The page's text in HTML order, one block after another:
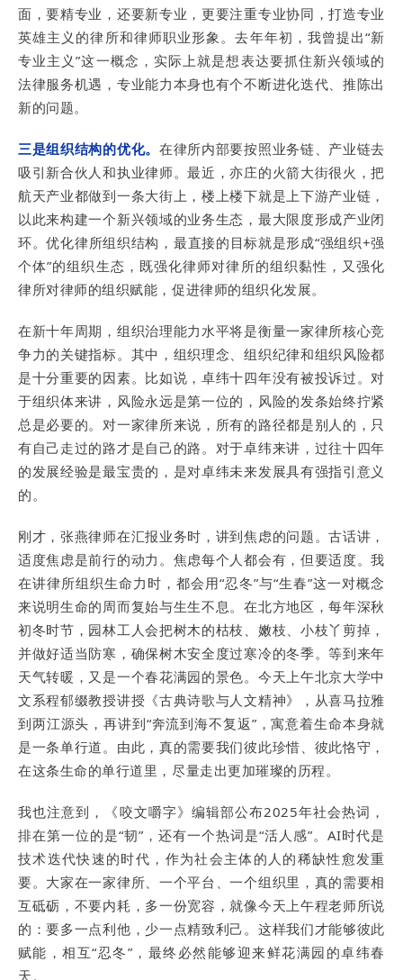
面，要精专业，还要新专业，更要注重专业协同，打造专业
英雄主义的律所和律师职业形象。去年年初，我曾提出“新
专业主义”这一概念，实际上就是想表达要抓住新兴领域的
法律服务机遇，专业能力本身也有个不断进化迭代、推陈出
新的问题。
三是组织结构的优化。 在律所内部要按照业务链、产业链去
吸引新合伙人和执业律师。最近，亦庄的火箭大街很火，把
航天产业都做到一条大街上，楼上楼下就是上下游产业链，
以此来构建一个新兴领域的业务生态，最大限度形成产业闭
环。优化律所组织结构，最直接的目标就是形成“强组织+强
个体”的组织生态，既强化律师对律所的组织黏性，又强化
律所对律师的组织赋能，促进律师的组织化发展。
在新十年周期，组织治理能力水平将是衡量一家律所核心竞
争力的关键指标。其中，组织理念、组织纪律和组织风险都
是十分重要的因素。比如说，卓纬十四年没有被投诉过。对
于组织体来讲，风险永远是第一位的，风险的发条始终拧紧
总是必要的。对一家律所来说，所有的路径都是别人的，只
有自己走过的路才是自己的路。对于卓纬来讲，过往十四年
的发展经验是最宝贵的，是对卓纬未来发展具有强指引意义
的。
刚才，张燕律师在汇报业务时，讲到焦虑的问题。古话讲，
适度焦虑是前行的动力。焦虑每个人都会有，但要适度。我
在讲律所组织生命力时，都会用“忍冬”与“生春”这一对概念
来说明生命的周而复始与生生不息。在北方地区，每年深秋
初冬时节，园林工人会把树木的枯枝、嫩枝、小枝丫剪掉，
并做好适当防寒，确保树木安全度过寒冷的冬季。等到来年
天气转暖，又是一个春花满园的景色。今天上午北京大学中
文系程郁缀教授讲授《古典诗歌与人文精神》，从喜马拉雅
到两江源头，再讲到“奔流到海不复返”，寓意着生命本身就
是一条单行道。由此，真的需要我们彼此珍惜、彼此恪守，
在这条生命的单行道里，尽量走出更加璀璨的历程。
我也注意到，《咬文嚼字》编辑部公布2025年社会热词，
排在第一位的是“韧”，还有一个热词是“活人感”。AI时代是
技术迭代快速的时代，作为社会主体的人的稀缺性愈发重
要。大家在一家律所、一个平台、一个组织里，真的需要相
互砥砺，不要内耗，多一份宽容，就像今天上午程老师所说
的：要多一点利他，少一点精致利己。这样我们才能够彼此
赋能，相互“忍冬”，最终必然能够迎来鲜花满园的卓纬春
天。